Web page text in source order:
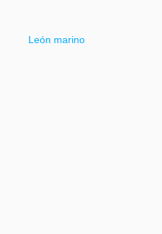
León marino